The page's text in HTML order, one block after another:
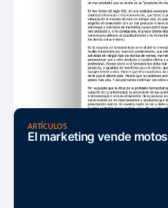
ARTÍCULOS
El marketing vende motos